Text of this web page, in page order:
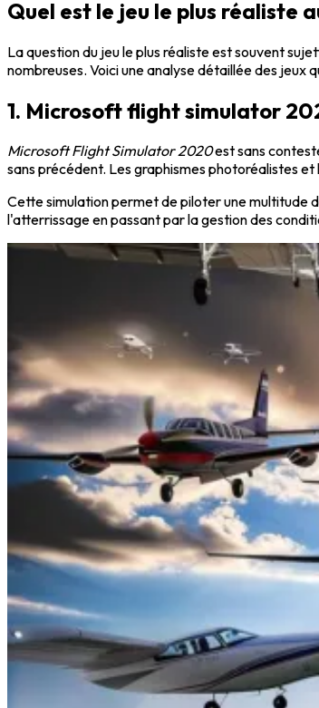
Quel est le jeu le plus réaliste
La question du jeu le plus réaliste est souvent
nombreuses. Voici une analyse détaillée des jeux
1. Microsoft flight simulator
Microsoft Flight Simulator 2020est sans
sans précédent. Les graphismes photoréalistes
Cette simulation permet de piloter une multitude
l'atterrissage en passant par la gestion des